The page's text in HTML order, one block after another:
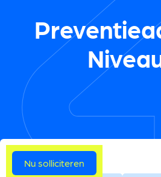
Meer vacatures
Nu solliciteren